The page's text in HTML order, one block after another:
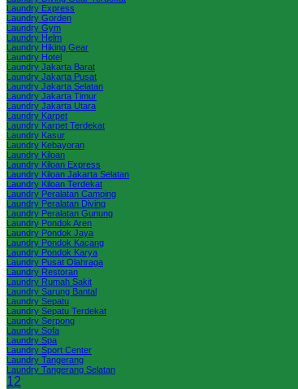
Laundry Express
Laundry Gorden
Laundry Gym
Laundry Helm
Laundry Hiking Gear
Laundry Hotel
Laundry Jakarta Barat
Laundry Jakarta Pusat
Laundry Jakarta Selatan
Laundry Jakarta Timur
Laundry Jakarta Utara
Laundry Karpet
Laundry Karpet Terdekat
Laundry Kasur
Laundry Kebayoran
Laundry Kiloan
Laundry Kiloan Express
Laundry Kiloan Jakarta Selatan
Laundry Kiloan Terdekat
Laundry Peralatan Camping
Laundry Peralatan Diving
Laundry Peralatan Gunung
Laundry Pondok Aren
Laundry Pondok Jaya
Laundry Pondok Kacang
Laundry Pondok Karya
Laundry Pusat Olahraga
Laundry Restoran
Laundry Rumah Sakit
Laundry Sarung Bantal
Laundry Sepatu
Laundry Sepatu Terdekat
Laundry Serpong
Laundry Sofa
Laundry Spa
Laundry Sport Center
Laundry Tangerang
Laundry Tangerang Selatan
12